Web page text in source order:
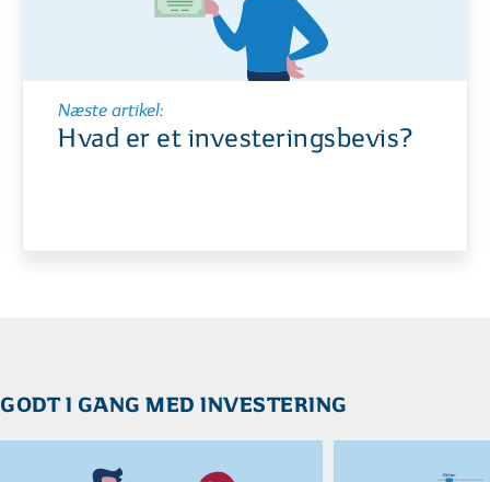
Næste artikel:
Hvad er et investeringsbevis?
GODT I GANG MED INVESTERING